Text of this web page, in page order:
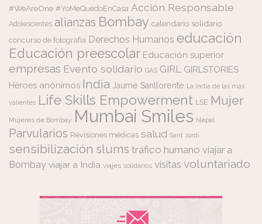
#WeAreOne #YoMeQuedoEnCasa Acción Responsable
Adolescentes alianzas Bombay calendario solidario
concurso de fotografía Derechos Humanos educación
Educación preescolar Educación superior
empresas Evento solidario GAS GIRL GIRLSTORIES
Héroes anónimos India Jaume Sanllorente La India de las más
valientes Life Skills Empowerment LSE Mujer
Mujeres de Bombay Mumbai Smiles Nepal
Parvularios Revisiones médicas salud Sant Jordi
sensibilización slums tráfico humano viajar a
Bombay viajar a India viajes solidarios visitas voluntariado